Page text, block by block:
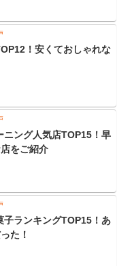
！安くておしゃれな
ニング人気店TOP15！早
をご紹介
子ランキングTOP15！あ
た！